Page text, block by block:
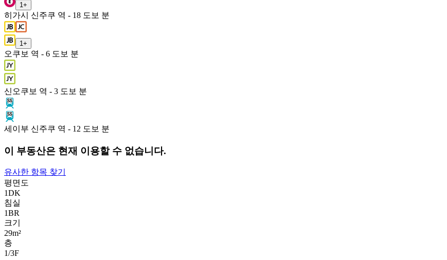
1 +
히가시 신주쿠 역 - 18 도보 분
1 +
오쿠보 역 - 6 도보 분
신오쿠보 역 - 3 도보 분
세이부 신주쿠 역 - 12 도보 분
이 부동산은 현재 이용할 수 없습니다.
유사한 항목 찾기
평면도
1DK
침실
1BR
크기
29m²
층
1/3F